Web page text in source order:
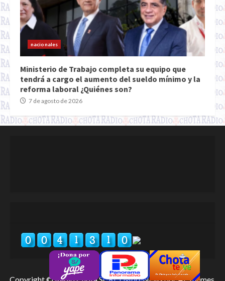
nacionales
Ministerio de Trabajo completa su equipo que
tendrá a cargo el aumento del sueldo mínimo y la
reforma laboral ¿Quiénes son?
7 de agosto de 2026